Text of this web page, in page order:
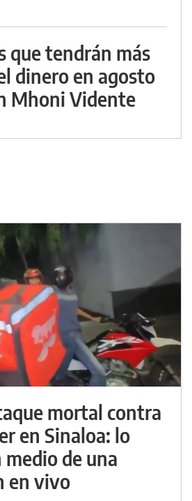
que tendrán más
dinero en agosto
Mhoni Vidente
mortal contra
en Sinaloa: lo
de una
en vivo